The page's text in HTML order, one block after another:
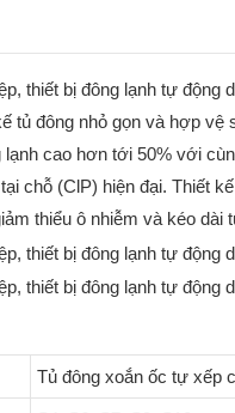
tủ đông nhỏ gọn và hợp
cao hơn tới 50% với
chỗ (ClP) hiện đại. Thiết
thiểu ô nhiễm và kéo
Tủ đông xoắn ốc tự xếp